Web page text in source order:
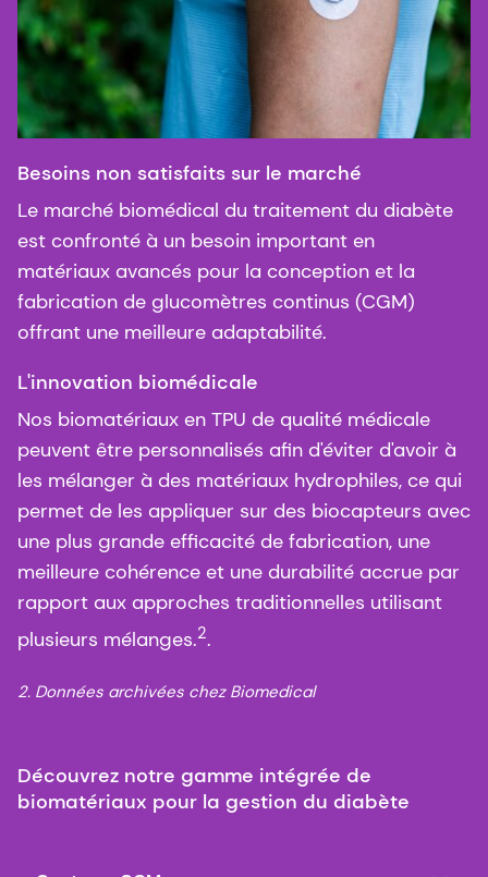
Besoins non satisfaits sur le marché
Le marché biomédical du traitement du diabète
est confronté à un besoin important en
matériaux avancés pour la conception et la
fabrication de glucomètres continus (CGM)
offrant une meilleure adaptabilité.
L'innovation biomédicale
Nos biomatériaux en TPU de qualité médicale
peuvent être personnalisés afin d'éviter d'avoir à
les mélanger à des matériaux hydrophiles, ce qui
permet de les appliquer sur des biocapteurs avec
une plus grande efficacité de fabrication, une
meilleure cohérence et une durabilité accrue par
rapport aux approches traditionnelles utilisant
plusieurs mélanges.2.
2. Données archivées chez Biomedical
Découvrez notre gamme intégrée de
biomatériaux pour la gestion du diabète